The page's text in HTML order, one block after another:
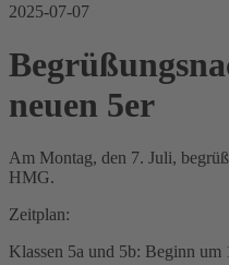
2025-07-07
neuen 5er
Am Montag, den 7. Juli,
HMG.
Zeitplan:
Klassen 5a und 5b: Beginn um